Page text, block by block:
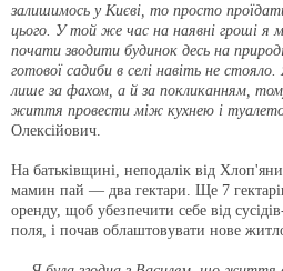
залишимось у Києві, то просто
цього. У той же час на наявні гроші я
почати зводити будинок десь на
готової садиби в селі навіть не
лише за фахом, а й за покликанням,
життя провести між кухнею і
Олексійович.
На батьківщині, неподалік від
мамин пай — два гектари. Ще 7
оренду, щоб убезпечити себе від
поля, і почав облаштовувати нове